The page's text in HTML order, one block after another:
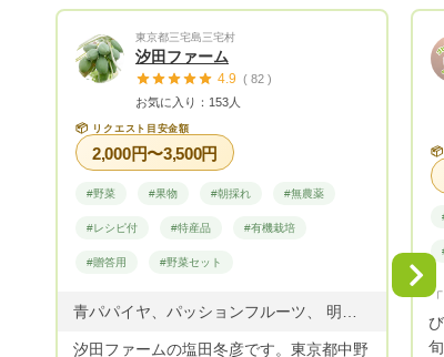
東京都三宅島三宅村
汐田ファーム
4.9 ( 82 )
お気に入り：153人
📦 リクエスト目安金額
2,000円〜3,500円
#野菜 #果物 #朝採れ #無農薬
#レシピ付 #特産品 #有機栽培
#贈答用 #野菜セット
汐田ファームの塩田冬彦です。東京都中野
📦